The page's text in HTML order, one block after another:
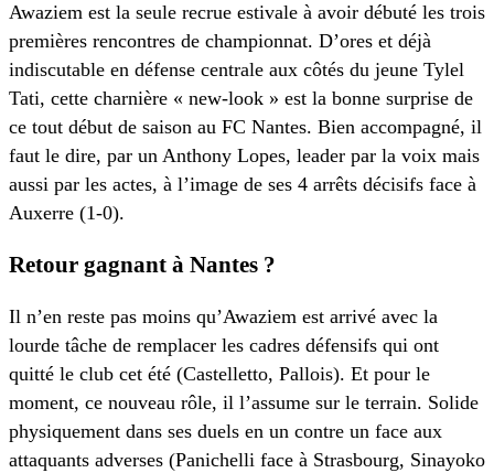
Awaziem est la seule recrue estivale à avoir débuté les trois
premières rencontres de championnat. D’ores et déjà
indiscutable en défense centrale aux côtés du jeune Tylel
Tati, cette charnière « new-look » est la bonne surprise de
ce tout début de saison au FC Nantes. Bien accompagné, il
faut le dire, par un Anthony Lopes, leader par la voix mais
aussi par les actes, à l’image de ses 4 arrêts décisifs face à
Auxerre (1-0).
Retour gagnant à Nantes ?
Il n’en reste pas moins qu’Awaziem est arrivé avec la
lourde tâche de remplacer les cadres défensifs qui ont
quitté le club cet été (Castelletto, Pallois). Et pour le
moment, ce nouveau rôle, il l’assume sur le terrain. Solide
physiquement dans ses duels en un contre un face aux
attaquants adverses (Panichelli face à Strasbourg, Sinayoko